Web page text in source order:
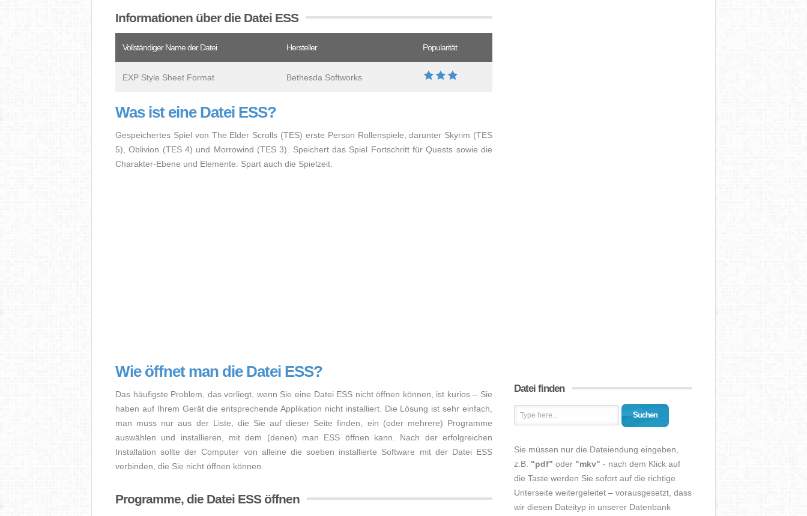
Informationen über die Datei ESS
Vollständiger Name der Datei Hersteller Popularität
EXP Style Sheet Format Bethesda Softworks
Was ist eine Datei ESS?
Gespeichertes Spiel von The Elder Scrolls (TES) erste Person Rollenspiele, darunter Skyrim (TES
5), Oblivion (TES 4) und Morrowind (TES 3). Speichert das Spiel Fortschritt für Quests sowie die
Charakter-Ebene und Elemente. Spart auch die Spielzeit.
Wie öffnet man die Datei ESS?
Das häufigste Problem, das vorliegt, wenn Sie eine Datei ESS nicht öffnen können, ist kurios – Sie
haben auf Ihrem Gerät die entsprechende Applikation nicht installiert. Die Lösung ist sehr einfach,
man muss nur aus der Liste, die Sie auf dieser Seite finden, ein (oder mehrere) Programme
auswählen und installieren, mit dem (denen) man ESS öffnen kann. Nach der erfolgreichen
Installation sollte der Computer von alleine die soeben installierte Software mit der Datei ESS
verbinden, die Sie nicht öffnen können.
Programme, die Datei ESS öffnen
Datei finden
Suchen
Sie müssen nur die Dateiendung eingeben,
z.B. "pdf" oder "mkv" - nach dem Klick auf
die Taste werden Sie sofort auf die richtige
Unterseite weitergeleitet – vorausgesetzt, dass
wir diesen Dateityp in unserer Datenbank